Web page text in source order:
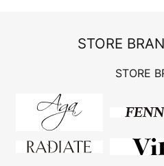
STORE
STORE